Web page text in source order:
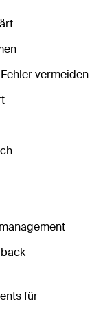
vermeiden
für